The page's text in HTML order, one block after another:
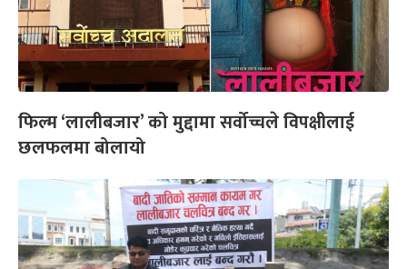
फिल्म ‘लालीबजार’ को मुद्दामा सर्वोच्चले विपक्षीलाई
छलफलमा बोलायो